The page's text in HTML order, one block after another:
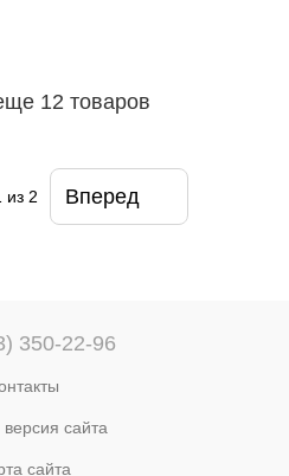
12 товаров
из 2 Вперед
350-22-96
сайта
сайта